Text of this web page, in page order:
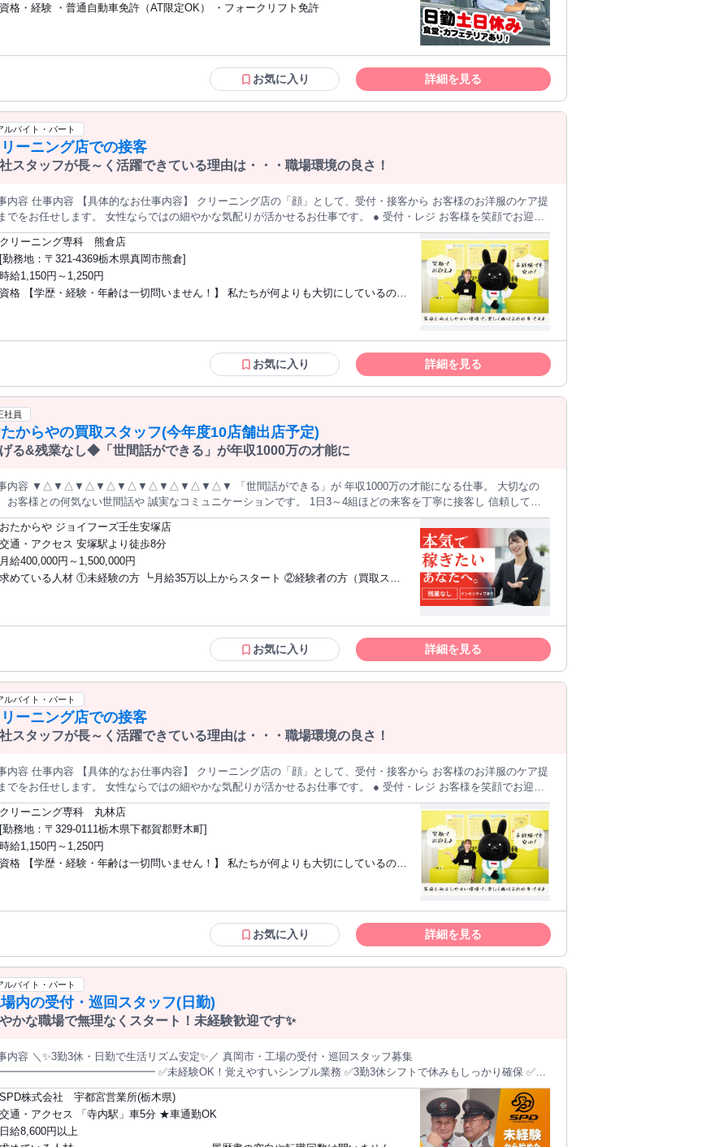
／快適なオフィス≫ 100円〜の置き型社食、ウォーターサーバー、 コーヒー無料、食堂、カフェ完備など 福利厚
（顧客構内など） ・お客様との調整、問い合わせ対応 ・簡単なPC入力作業 お客様からお預かりした車を 建屋
出し入れしたり、 お客様構内を自走するなど 車が好きな方にピッタリのお仕事です！ 大手自動車メーカー構内に
（20代～60代） 女性6名（20代～40代） ━━━━━━━━━━━━━━━━━━ 【社名変更のお知らせ】 当
運輸倉庫株式会社） ※所在地・連絡先等の変更はございません。 ━━━━━━━━━━━━━━━━━━ ※55
上の方は嘱託社員での雇用となります。
資格・経験 ・普通自動車免許（AT限定OK） ・フォークリフト免許
お気に入り 詳細を見る
ルバイト・パート
ーニング店での接客
スタッフが長～く活躍できている理由は・・・職場環境の良さ！
内容 仕事内容 【具体的なお仕事内容】 クリーニング店の「顔」として、受付・接客から お客様のお洋服のケア提
をお任せします。 女性ならではの細やかな気配りが活かせるお仕事です。 ● 受付・レジ お客様を笑顔でお迎え
お預かりする点数を確認。 レジ操作はタッチパネル式でとても簡単です！ 毎日のお買い物感覚でピッと押すだけ
機械やパソコンが苦手な方もご安心ください。 ● 検品（衣類のチェック） お預かりした衣類に「シミ」や
つれ」、 「ボタン取れ」などがないか一緒に確認します。 デリケートな素材や女性物のお洋服も多いため、 丁寧
取り扱いをお願いしています。 ● お客様に寄り添ったメニューのご案内 「このシミは落ちるかな？」「大
着たい」 そんな毎日のちょっとしたお洗濯のお悩みに合わせて、 最適なケアメニューを一緒に選んで差し上げま
。 家事の延長のような感覚でスタートできるので、 まずはここから、衣類の種類などを覚えましょう。 ● お渡
コミュニケーション 仕上がったお品物を笑顔でお返しします。 「いつも綺麗にしてくれてありがとう」の言葉
ご近所の女性のお客様との何気ない世間話など、 温かいコミュニケーションが一番のやりがいです。 ● 合間時間
舗清掃 接客の合間には、お客様を気持ちよく迎えるための 店内清掃など、自分のペースで進められる作業も お任
。お掃除やキレイ好きな方にピッタリです。 229店舗展開の安定企業！遊び心と高品質を両立した革新的なク
ーニングブランドです。 従来のクリーニング店のイメージを覆す、 黒と黄色を基調とした店舗デザインが特徴。
衣類を預かる場所ではなく、地域の皆さまに驚きと笑顔を届ける拠点として展開しています。 ジャンケンによる割
ービスをはじめとした遊び心のある企画を通じて、 お客様との接点を大切にしています。 安定した品質を土台
は、クリーニング事業229店舗、コインランドリー事業70店舗を展開する 株式会社ユーゴーで
www.u-go.jp/company/index.html#history ＜受付/入社後最初にお任せするのは…カウンターでお預かりした
のタグ付けから！＞ タグ付けは、クリーニング品の分別やお渡し時の 取り違いトラブルを防ぐ大切な作業。 まず
類の知識と料金パターンを覚えましょう！ 先輩スタッフがお客様から衣類をお預かりするので、 じっくり観察し
覚えてくださいね◎ 最初は笑顔でご挨拶ができればOKです！ ＜受付/勤務中も自分のペースで♪＞ ※店舗によっ
１名体制での受付です。 入社後は、しっかり研修を受けたうえでの 店舗接客スタート！ お客様から預かった衣類
場への集荷受け渡し時間は 各店舗で決まっており、受け渡し時間を守れば◎ 接客のお仕事ながらも、自分のペー
できます。 ＜受付/助け合いの精神は全員が持っています＞ 一人立ちしてからも、初めて出会う衣類を
することがよくあります。 その場にいる社員や社内チャット、 他店舗スタッフへの電話相談で解決することが多
クリーニング専科 熊倉店
[勤務地：〒321-4369栃木県真岡市熊倉]
時給1,150円～1,250円
資格 【学歴・経験・年齢は一切問いません！】 私たちが何よりも大切にしているの
てや家事と仕事を両立したい主婦(夫)さん ● お仕事復帰を目指す、ブランクのあるマ
マさん ● 無理なく働きたい20代・30代・40代の方 ● 接客が好き、人と話すことが好き
どは、 遠慮なく相談してください。 「困ったときはお互い様」という意識が スタッ
フ全員に根付いているため、フォロー体制は バッチリです。固定休や連休も調整しや
すく、 プライベートの予定も立てやすい環境です。 【あなたの「これから」に寄り添
います】 半年に1回、社員との面談を行っています。 「子供が成長したから、もう少
ばらんに相談できる環境づくりを 何よりも大切にしています。
お気に入り 詳細を見る
社員
からやの買取スタッフ(今年度10店舗出店予定)
る&残業なし◆「世間話ができる」が年収1000万の才能に
容 ▼△▼△▼△▼△▼△▼△▼△▼△▼△▼ 「世間話ができる」が 年収1000万の才能になる仕事。 大切なの
客様との何気ない世間話や 誠実なコミュニケーションです。 1日3～4組ほどの来客を丁寧に接客し 信頼してい
くコミュニケーションを取れる方が ここでは驚くほど活躍しています。
業界最大手「買取専門店おたからや」 の店舗運営をお任せします。 ご来店
お客様の貴金属やブランド品を 査定・買取するお仕事です。 ✅ 100％完全反響スタイル チラシやWEBを見て来
たお客様の対応のみ。 電話営業や飛び込み営業は一切ありません。 ✅ 世間話が最大の武器 何気ない雑談を楽し
なら大丈夫。 商品知識などは働きながら身に付けられます。 ✅ サービス業出身者が大活躍中 「接客は好きだけ
査定・買取業務をしていただきます。 まずは接客や業務の流れを覚えていただきます。 覚えていただくまでは他
フと2名体制なのでご安心ください。 ※未経験者はここからスタート STEP2：店長・マネージャー 査定・買取
に加えて店舗 エリアの責任者として管理や教育に携わっていただきます。 最短半年でキャリアアップされた方も
っしゃいます。 ※買取店などでの経験者の方は 経歴によってこのポジションからのスタートも可能です。
だきます。 ※幹部ポジションへの道も用意されています。 【当社について】 ＝＝＝＝＝＝＝＝＝＝＝＝＝＝＝
営で コロナ禍からわずか4年で20店舗へ。 ＝＝＝＝＝＝＝＝＝＝＝＝＝＝＝
を経営しておりましたが 2020年、コロナ禍という大きな転換期を迎えまし
、業界でも群を抜いています。 1号店の亀戸店オープンからわずか半年で5店舗を展開。 そして2026年現
東京・千葉・栃木・茨城の4エリアで 計20店舗以上を運営するまでに成長しました。 2026年、さらなる成長へ。
ちの勢いは止まりません。 2026年内の目標は、年間13店舗の新規出店。 5月の京成立石店を皮切りに 下総中山、
、小山（栃木県）など 人気エリアへの進出が続々と決定しています。 ▼あなたにお伝えしたいこと 店舗が増え
るということは それだけ新しい「ポスト（店長・マネージャー）」 が次々に生まれているということです。 社歴
らず意欲のある若手には どんどんチャンスを任せていくのが当社のスタイル。 広告代理店経営で培った「集客
ウハウ」と、リユース業界の「勢い」。 この両輪があるからこそ、未経験からでも最短距離で プロへと成長でき
境があります。 急成長中の組織で、あなた自身の可能性を試してみませんか？
おたからや ジョイフーズ壬生安塚店
交通・アクセス 安塚駅より徒歩8分
月給400,000円～1,500,000円
求めている人材 ①未経験の方 ┗月給35万以上からスタート ②経験者の方（買取スタ
せたい方 ・早期にキャリアアップしたい方
お気に入り 詳細を見る
ルバイト・パート
ーニング店での接客
スタッフが長～く活躍できている理由は・・・職場環境の良さ！
内容 仕事内容 【具体的なお仕事内容】 クリーニング店の「顔」として、受付・接客から お客様のお洋服のケア提
をお任せします。 女性ならではの細やかな気配りが活かせるお仕事です。 ● 受付・レジ お客様を笑顔でお迎え
お預かりする点数を確認。 レジ操作はタッチパネル式でとても簡単です！ 毎日のお買い物感覚でピッと押すだけ
機械やパソコンが苦手な方もご安心ください。 ● 検品（衣類のチェック） お預かりした衣類に「シミ」や
つれ」、 「ボタン取れ」などがないか一緒に確認します。 デリケートな素材や女性物のお洋服も多いため、 丁寧
取り扱いをお願いしています。 ● お客様に寄り添ったメニューのご案内 「このシミは落ちるかな？」「大
着たい」 そんな毎日のちょっとしたお洗濯のお悩みに合わせて、 最適なケアメニューを一緒に選んで差し上げま
。 家事の延長のような感覚でスタートできるので、 まずはここから、衣類の種類などを覚えましょう。 ● お渡
コミュニケーション 仕上がったお品物を笑顔でお返しします。 「いつも綺麗にしてくれてありがとう」の言葉
ご近所の女性のお客様との何気ない世間話など、 温かいコミュニケーションが一番のやりがいです。 ● 合間時間
舗清掃 接客の合間には、お客様を気持ちよく迎えるための 店内清掃など、自分のペースで進められる作業も お任
。お掃除やキレイ好きな方にピッタリです。 229店舗展開の安定企業！遊び心と高品質を両立した革新的なク
ーニングブランドです。 従来のクリーニング店のイメージを覆す、 黒と黄色を基調とした店舗デザインが特徴。
衣類を預かる場所ではなく、地域の皆さまに驚きと笑顔を届ける拠点として展開しています。 ジャンケンによる割
ービスをはじめとした遊び心のある企画を通じて、 お客様との接点を大切にしています。 安定した品質を土台
は、クリーニング事業229店舗、コインランドリー事業70店舗を展開する 株式会社ユーゴーで
www.u-go.jp/company/index.html#history ＜受付/入社後最初にお任せするのは…カウンターでお預かりした
のタグ付けから！＞ タグ付けは、クリーニング品の分別やお渡し時の 取り違いトラブルを防ぐ大切な作業。 まず
類の知識と料金パターンを覚えましょう！ 先輩スタッフがお客様から衣類をお預かりするので、 じっくり観察し
覚えてくださいね◎ 最初は笑顔でご挨拶ができればOKです！ ＜受付/勤務中も自分のペースで♪＞ ※店舗によっ
１名体制での受付です。 入社後は、しっかり研修を受けたうえでの 店舗接客スタート！ お客様から預かった衣類
場への集荷受け渡し時間は 各店舗で決まっており、受け渡し時間を守れば◎ 接客のお仕事ながらも、自分のペー
クリーニング専科 丸林店
[勤務地：〒329-0111栃木県下都賀郡野木町]
時給1,150円～1,250円
資格 【学歴・経験・年齢は一切問いません！】 私たちが何よりも大切にしているの
てや家事と仕事を両立したい主婦(夫)さん ● お仕事復帰を目指す、ブランクのあるマ
マさん ● 無理なく働きたい20代・30代・40代の方 ● 接客が好き、人と話すことが好き
どは、 遠慮なく相談してください。 「困ったときはお互い様」という意識が スタッ
フ全員に根付いているため、フォロー体制は バッチリです。固定休や連休も調整しや
すく、 プライベートの予定も立てやすい環境です。 【あなたの「これから」に寄り添
います】 半年に1回、社員との面談を行っています。 「子供が成長したから、もう少
ばらんに相談できる環境づくりを 何よりも大切にしています。
お気に入り 詳細を見る
ルバイト・パート
内の受付・巡回スタッフ(日勤)
かな職場で無理なくスタート！未経験歓迎です✨
内容 ＼✨3勤3休・日勤で生活リズム安定✨／ 真岡市・工場の受付・巡回スタッフ募集
✅未経験OK！覚えやすいシンプル業務 ✅3勤3休シフトで休みもしっかり確保 ✅実
＋休憩4hで体への負担少なめ ✅車通勤OK・直行直帰でラクラク勤務 ✅50代・60代・70代活躍中！年齢不問
【お仕事内容】 工事中工場内での 受付・巡回業務をお任せします。 ・受付 ・敷
歩や車で巡回 （1時間に1回） 工場内外の敷地が広く、 一部巡回では車両を使用するため、 普通自動車免許
━━━━━━━━━━━━━━ ⏰3勤3休のシフトサイクル 8:00～20:00（実働8ｈ／休憩4ｈ） 1日
SPD株式会社 宇都宮営業所(栃木県)
交通・アクセス 「寺内駅」車5分 ★車通勤OK
日給8,600円以上